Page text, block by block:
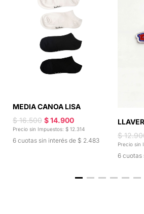
MEDIA CANOA LISA
$ 16.500 $ 14.900
Precio sin Impuestos: $ 12.314
6 cuotas sin interés de $ 2.483
$
Precio sin
6 cuotas